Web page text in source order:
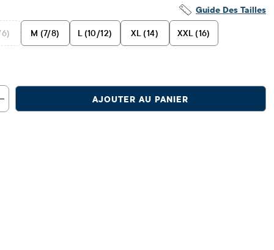
Guide Des Tailles
M (7/8) L (10/12) XL (14) XXL (16)
AJOUTER AU PANIER